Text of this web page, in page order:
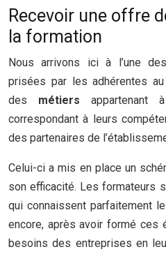
Recevoir une offre
la formation
Nous arrivons ici à l’une
prisées par les adhérentes
des métiers appartenant
correspondant à leurs
des partenaires de
Celui-ci a mis en place un
son efficacité. Les formateurs
qui connaissent parfaitement
encore, après avoir formé ces
besoins des entreprises en